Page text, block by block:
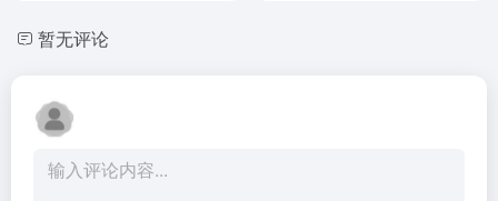
暂无评论